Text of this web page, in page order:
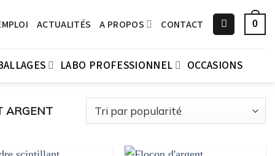
ACTUALITÉS A PROPOS CONTACT 0
LABO PROFESSIONNEL OCCASIONS
ARGENT